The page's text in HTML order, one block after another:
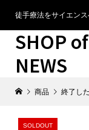
徒手療法をサイエンス
SHOP
NEWS
商品 終了し
SOLDOUT